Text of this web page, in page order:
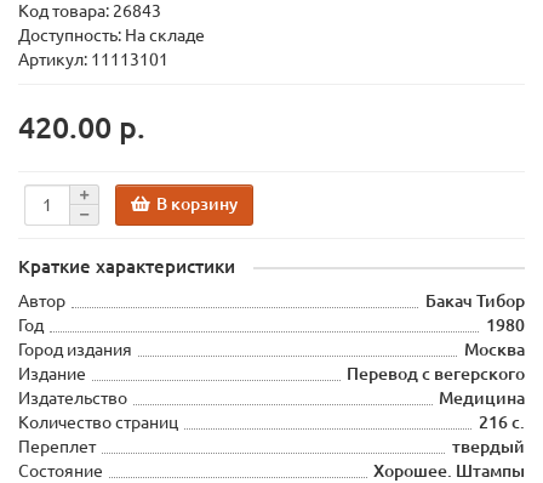
Код товара: 26843
Доступность: На складе
Артикул: 11113101
420.00 р.
В корзину
Краткие характеристики
Автор
Бакач Тибор
Год
1980
Город издания
Москва
Издание
Перевод с вегерского
Издательство
Медицина
Количество страниц
216 с.
Переплет
твердый
Состояние
Хорошее. Штампы